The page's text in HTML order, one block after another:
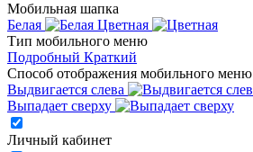
Мобильная шапка
Белая
Цветная
Тип мобильного меню
Подробный Краткий
Способ отображения мобильного меню
Выдвигается слева
Выпадает сверху
Личный кабинет